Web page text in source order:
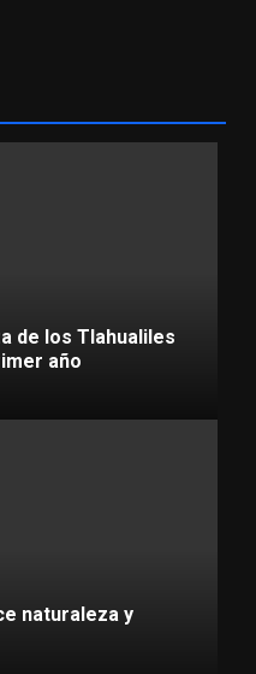
de los Tlahualiles
año
naturaleza y